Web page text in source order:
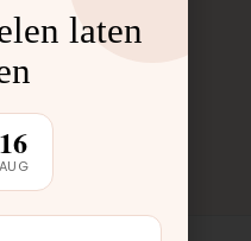
laten
16
AUG